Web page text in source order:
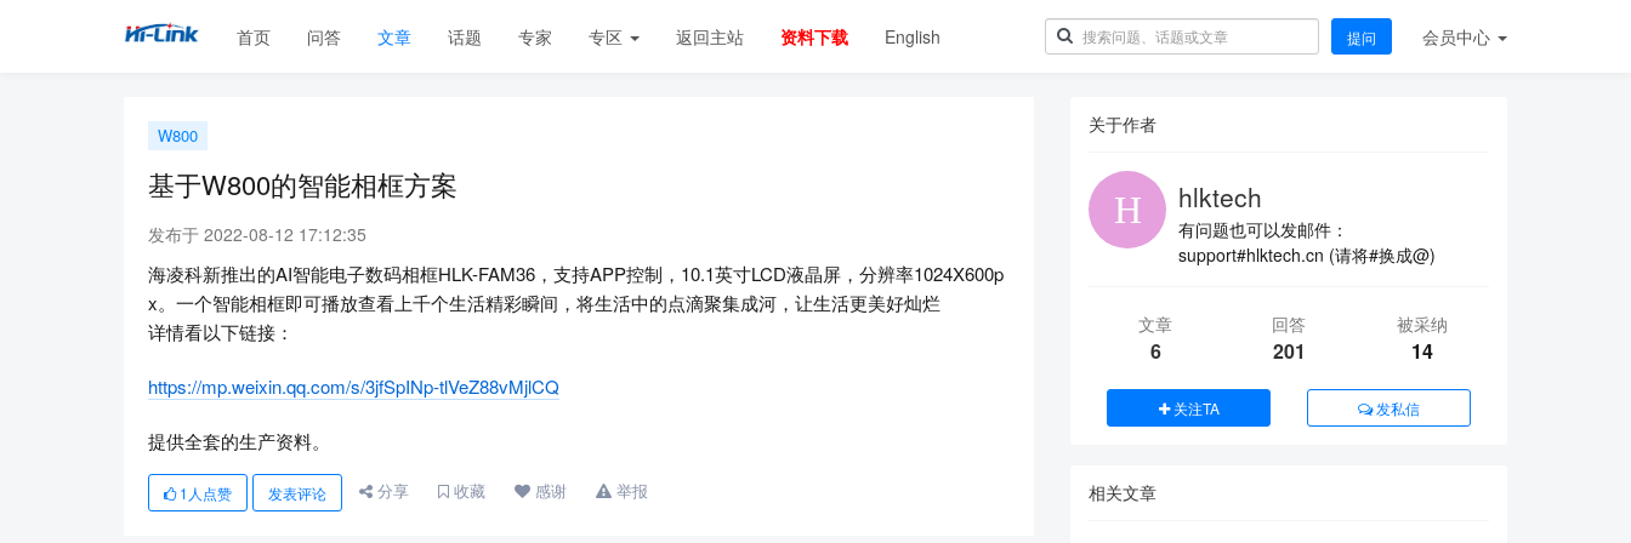
首页 问答 文章 话题 专家 专区 返回主站 资料下载 English 提问 会员中心
W800
基于W800的智能相框方案
发布于 2022-08-12 17:12:35
海凌科新推出的AI智能电子数码相框HLK-FAM36，支持APP控制，10.1英寸LCD液晶屏，分辨率1024X600p
x。一个智能相框即可播放查看上千个生活精彩瞬间，将生活中的点滴聚集成河，让生活更美好灿烂
详情看以下链接：
https://mp.weixin.qq.com/s/3jfSpINp-tlVeZ88vMjlCQ
提供全套的生产资料。
1 人点赞 发表评论 分享 收藏 感谢 举报
关于作者
hlktech
有问题也可以发邮件：
support#hlktech.cn (请将#换成@)
文章
6
回答
201
被采纳
14
关注TA 发私信
相关文章